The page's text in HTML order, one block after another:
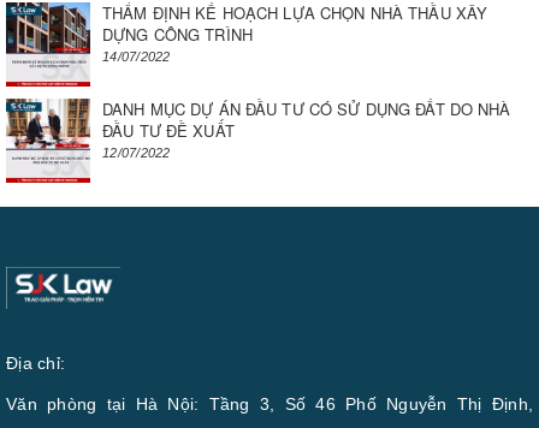
THẨM ĐỊNH KẾ HOẠCH LỰA CHỌN NHÀ THẦU XÂY
DỰNG CÔNG TRÌNH
14/07/2022
DANH MỤC DỰ ÁN ĐẦU TƯ CÓ SỬ DỤNG ĐẤT DO NHÀ
ĐẦU TƯ ĐỀ XUẤT
12/07/2022
Địa chỉ:
Văn phòng tại Hà Nội: Tầng 3, Số 46 Phố Nguyễn Thị Định,